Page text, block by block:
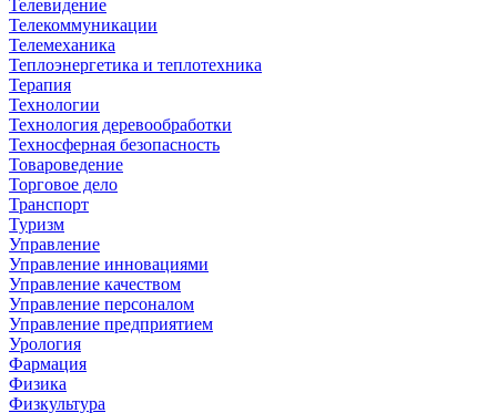
Телевидение
Телекоммуникации
Телемеханика
Теплоэнергетика и теплотехника
Терапия
Технологии
Технология деревообработки
Техносферная безопасность
Товароведение
Торговое дело
Транспорт
Туризм
Управление
Управление инновациями
Управление качеством
Управление персоналом
Управление предприятием
Урология
Фармация
Физика
Физкультура